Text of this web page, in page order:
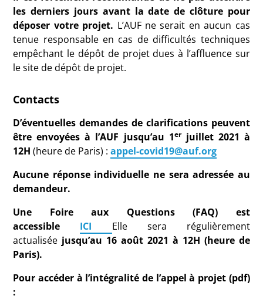
les derniers jours avant la date de clôture pour
déposer votre projet. L’AUF ne serait en aucun cas
tenue responsable en cas de difficultés techniques
empêchant le dépôt de projet dues à l’affluence sur
le site de dépôt de projet.
Contacts
D’éventuelles demandes de clarifications peuvent
être envoyées à l’AUF jusqu’au 1er juillet 2021 à
12H (heure de Paris) : appel-covid19@auf.org
Aucune réponse individuelle ne sera adressée au
demandeur.
Une Foire aux Questions (FAQ) est
accessible
ICI Elle sera régulièrement
actualisée jusqu’au 16 août 2021 à 12H (heure de
Paris).
Pour accéder à l’intégralité de l’appel à projet (pdf)
: